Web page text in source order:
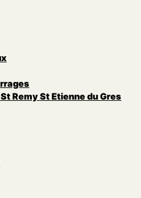
Remy St Etienne du Gres